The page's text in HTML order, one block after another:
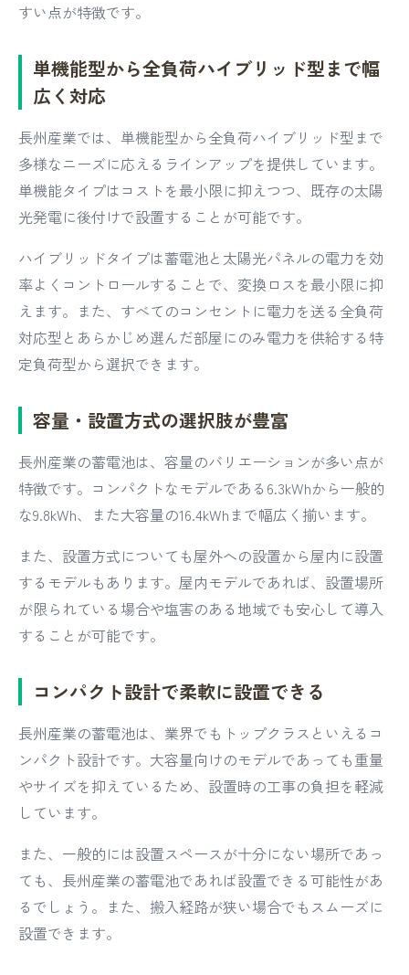
すい点が特徴です。
単機能型から全負荷ハイブリッド型まで幅
広く対応
長州産業では、単機能型から全負荷ハイブリッド型まで
多様なニーズに応えるラインアップを提供しています。
単機能タイプはコストを最小限に抑えつつ、既存の太陽
光発電に後付けで設置することが可能です。
ハイブリッドタイプは蓄電池と太陽光パネルの電力を効
率よくコントロールすることで、変換ロスを最小限に抑
えます。また、すべてのコンセントに電力を送る全負荷
対応型とあらかじめ選んだ部屋にのみ電力を供給する特
定負荷型から選択できます。
容量・設置方式の選択肢が豊富
長州産業の蓄電池は、容量のバリエーションが多い点が
特徴です。コンパクトなモデルである6.3kWhから一般的
な9.8kWh、また大容量の16.4kWhまで幅広く揃います。
また、設置方式についても屋外への設置から屋内に設置
するモデルもあります。屋内モデルであれば、設置場所
が限られている場合や塩害のある地域でも安心して導入
することが可能です。
コンパクト設計で柔軟に設置できる
長州産業の蓄電池は、業界でもトップクラスといえるコ
ンパクト設計です。大容量向けのモデルであっても重量
やサイズを抑えているため、設置時の工事の負担を軽減
しています。
また、一般的には設置スペースが十分にない場所であっ
ても、長州産業の蓄電池であれば設置できる可能性があ
るでしょう。また、搬入経路が狭い場合でもスムーズに
設置できます。